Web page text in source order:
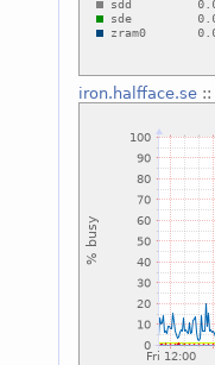
iron.halfface.se::